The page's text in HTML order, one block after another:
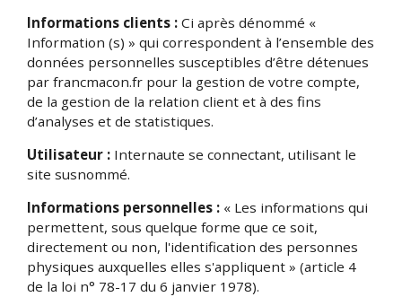
Informations clients : Ci après dénommé «
Information (s) » qui correspondent à l’ensemble des
données personnelles susceptibles d’être détenues
par francmacon.fr pour la gestion de votre compte,
de la gestion de la relation client et à des fins
d’analyses et de statistiques.
Utilisateur : Internaute se connectant, utilisant le
site susnommé.
Informations personnelles : « Les informations qui
permettent, sous quelque forme que ce soit,
directement ou non, l'identification des personnes
physiques auxquelles elles s'appliquent » (article 4
de la loi n° 78-17 du 6 janvier 1978).